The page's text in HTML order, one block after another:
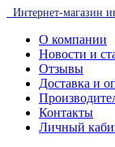
Интернет-магазин
О компании
Новости и
Отзывы
Доставка и
Контакты
Личный